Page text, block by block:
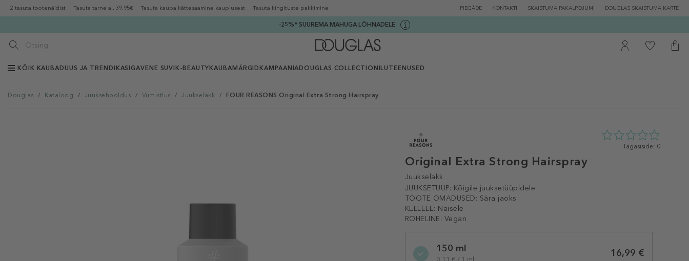
2 tasuta tootenäidist Tasuta tarne al. 39,95€ Tasuta kauba kättesaamine kauplusest Tasuta kingituste pakkimine PIEGĀDE KONTAKTI SKAISTUMA PAKALPOJUMI DOUGLAS SKAISTUMA KARTE
-25%* SUUREMA MAHUGA LÕHNADELE
KÕIK KAUBADUUS JA TRENDIKAS IGAVENE SUVI K-BEAUTY KAUBAMÄRGID KAMPAANIADOUGLAS COLLECTION ILUTEENUSED
Douglas / Kataloog / Juuksehooldus / Viimistlus / Juukselakk / FOUR REASONS Original Extra Strong Hairspray
Original Extra Strong Hairspray
Juukselakk
JUUKSETÜÜP: Kõigile juuksetüüpidele
TOOTE OMADUSED: Sära jaoks
KELLELE: Naisele
ROHELINE: Vegan
0
Tagasiside: 0
variation150 ml
0,11 € / 1 ml
16,99 €